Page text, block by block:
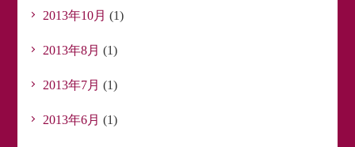
2013年10月 (1)
2013年8月 (1)
2013年7月 (1)
2013年6月 (1)